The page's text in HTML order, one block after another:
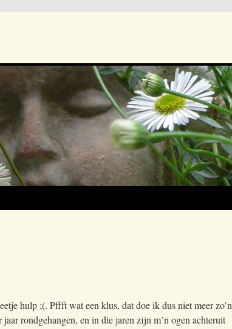
hulp ;(. Pffft wat een klus, dat doe ik dus niet meer zo’n
rondgehangen, en in die jaren zijn m’n ogen achteruit